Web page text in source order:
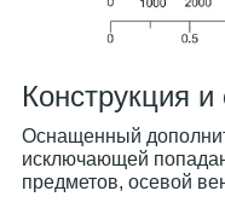
Конструкция
Оснащенный
исключающей
предметов, осевой